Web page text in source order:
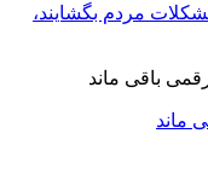
مردم بگشایند،
ماند